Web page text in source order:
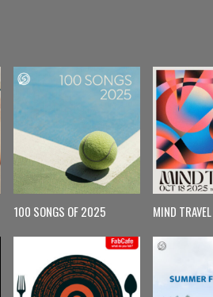
100 SONGS OF 2025 MIND TRAVEL